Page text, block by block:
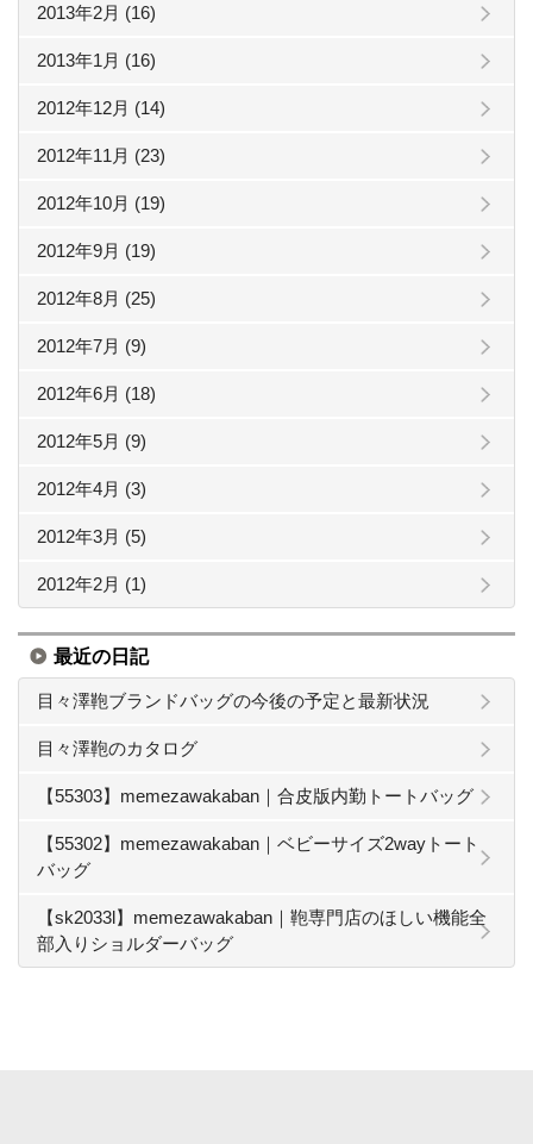
2013年2月 (16)
2013年1月 (16)
2012年12月 (14)
2012年11月 (23)
2012年10月 (19)
2012年9月 (19)
2012年8月 (25)
2012年7月 (9)
2012年6月 (18)
2012年5月 (9)
2012年4月 (3)
2012年3月 (5)
2012年2月 (1)
最近の日記
目々澤鞄ブランドバッグの今後の予定と最新状況
目々澤鞄のカタログ
【55303】memezawakaban｜合皮版内勤トートバッグ
【55302】memezawakaban｜ベビーサイズ2wayトート
バッグ
【sk2033l】memezawakaban｜鞄専門店のほしい機能全
部入りショルダーバッグ